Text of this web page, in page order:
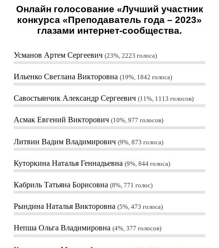
Онлайн голосование «Лучший участник
конкурса «Преподаватель года – 2023»
глазами интернет-сообщества.
Усманов Артем Сергеевич 23%, 2223 голоса
Ильенко Светлана Викторовна 19%, 1842 голоса
Савостьянчик Александр Сергеевич 11%, 1113 голосов
Асмак Евгений Викторович 10%, 977 голосов
Литвин Вадим Владимирович 9%, 873 голоса
Куторкина Наталья Геннадьевна 9%, 844 голоса
Кабриль Татьяна Борисовна 8%, 771 голос
Рындина Наталья Викторовна 5%, 473 голоса
Непша Ольга Владимировна 4%, 377 голосов